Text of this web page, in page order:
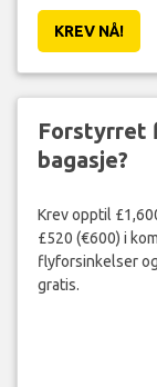
KREV NÅ!
Forstyrret
bagasje?
Krev opptil
£520 (€600) i
flyforsinkelser
gratis.